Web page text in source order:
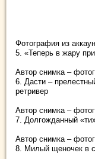
Фотография из
5. «Теперь в жару
Автор снимка –
6. Дасти –
ретривер
Автор снимка –
7. Долгожданный
Автор снимка –
8. Милый щеночек в